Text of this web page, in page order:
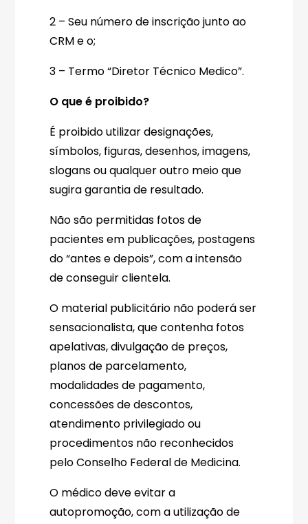
2 – Seu número de inscrição junto ao
CRM e o;
3 – Termo “Diretor Técnico Medico”.
O que é proibido?
É proibido utilizar designações,
símbolos, figuras, desenhos, imagens,
slogans ou qualquer outro meio que
sugira garantia de resultado.
Não são permitidas fotos de
pacientes em publicações, postagens
do “antes e depois”, com a intensão
de conseguir clientela.
O material publicitário não poderá ser
sensacionalista, que contenha fotos
apelativas, divulgação de preços,
planos de parcelamento,
modalidades de pagamento,
concessões de descontos,
atendimento privilegiado ou
procedimentos não reconhecidos
pelo Conselho Federal de Medicina.
O médico deve evitar a
autopromoção, com a utilização de